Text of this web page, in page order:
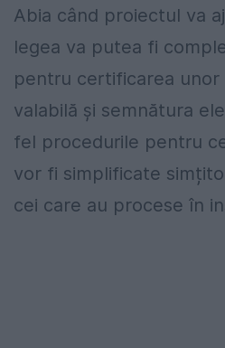
Abia când proiectul va
legea va putea fi
pentru certificarea
valabilă și semnătura
fel procedurile pentru
vor fi simplificate
cei care au procese în